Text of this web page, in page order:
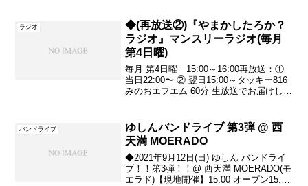
ラジオ
◆(再放送②)『やまかしたろか？
ラジオ』マンスリーラジオ(毎月
第4日曜)
毎月 第4日曜 15:00～16:00再放送：①
当日22:00〜 ② 翌日15:00～タッキー816
みのおエフエム 60分 生放送でお届けして
でお応えしながら...
バンドライブ
ゆしんバンドライブ 第3弾 @ 西
天満 MOERADO
◆2021年9月12日(日) ゆしん バンドライ
ブ！！第3弾！！@ 西天満 MOERADO(モ
エラド)【現地開催】15:00 オープン15:30